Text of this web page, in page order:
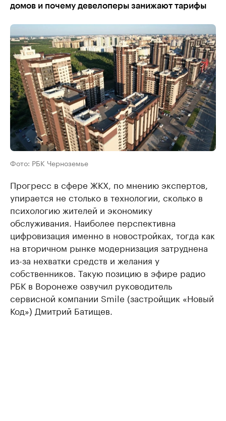
домов и почему девелоперы занижают тарифы
Фото: РБК Черноземье
Прогресс в сфере ЖКХ, по мнению экспертов,
упирается не столько в технологии, сколько в
психологию жителей и экономику
обслуживания. Наиболее перспективна
цифровизация именно в новостройках, тогда как
на вторичном рынке модернизация затруднена
из-за нехватки средств и желания у
собственников. Такую позицию в эфире радио
РБК в Воронеже озвучил руководитель
сервисной компании Smile (застройщик «Новый
Код») Дмитрий Батищев.